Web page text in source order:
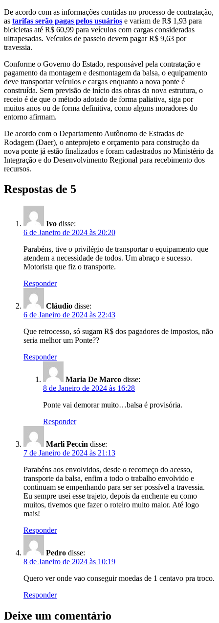
De acordo com as informações contidas no processo de contratação,
as tarifas serão pagas pelos usuários e variam de R$ 1,93 para
bicicletas até R$ 60,99 para veículos com cargas consideradas
ultrapesadas. Veículos de passeio devem pagar R$ 9,63 por
travessia.
Conforme o Governo do Estado, responsável pela contratação e
pagamento da montagem e desmontagem da balsa, o equipamento
deve transportar veículos e cargas enquanto a nova ponte é
construída. Sem previsão de início das obras da nova estrutura, o
receio é de que o método adotado de forma paliativa, siga por
muitos anos ou de forma definitiva, como alguns moradores do
entorno afirmam.
De acordo com o Departamento Autônomo de Estradas de
Rodagem (Daer), o anteprojeto e orçamento para construção da
nova ponte já estão finalizados e foram cadastrados no Ministério da
Integração e do Desenvolvimento Regional para recebimento dos
recursos.
Respostas de 5
Ivo disse:
6 de Janeiro de 2024 às 20:20
Parabéns, tive o privilégio de transportar o equipamento que
atendem a necessidade de todos. Um abraço e sucesso.
Motorista que fiz o transporte.
Responder
Cláudio disse:
6 de Janeiro de 2024 às 22:43
Que retrocesso, só sugam R$ dos pagadores de impostos, não
seria melhor um Ponte??
Responder
Maria De Marco disse:
8 de Janeiro de 2024 às 16:28
Ponte vai demorar muito…balsa é provisória.
Responder
Marli Peccin disse:
7 de Janeiro de 2024 às 21:13
Parabéns aos envolvidos, desde o recomeço do acesso,
transporte da balsa, enfim a todo o trabalho envolvido e
continuam se empenhando para ser ser possível a travessia.
Eu sempre usei esse trajeto, depois da enchente eu como
muitos, tivemos que fazer o roteiro muito maior. Até logo
mais!
Responder
Pedro disse:
8 de Janeiro de 2024 às 10:19
Quero ver onde vao conseguir moedas de 1 centavo pra troco.
Responder
Deixe um comentário